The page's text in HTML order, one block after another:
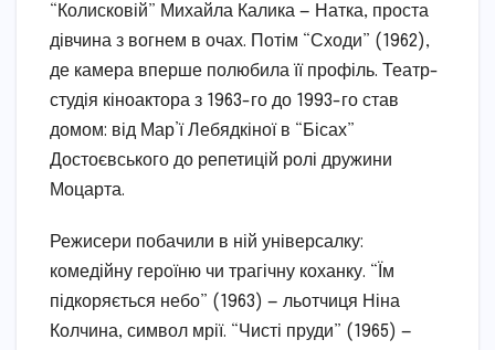
“Колисковій” Михайла Калика — Натка, проста
дівчина з вогнем в очах. Потім “Сходи” (1962),
де камера вперше полюбила її профіль. Театр-
студія кіноактора з 1963-го до 1993-го став
домом: від Мар’ї Лебядкіної в “Бісах”
Достоєвського до репетицій ролі дружини
Моцарта.
Режисери побачили в ній універсалку:
комедійну героїню чи трагічну коханку. “Їм
підкоряється небо” (1963) — льотчиця Ніна
Колчина, символ мрії. “Чисті пруди” (1965) —